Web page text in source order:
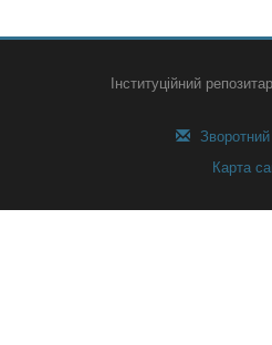
Інституційний
Зворотний
Карта